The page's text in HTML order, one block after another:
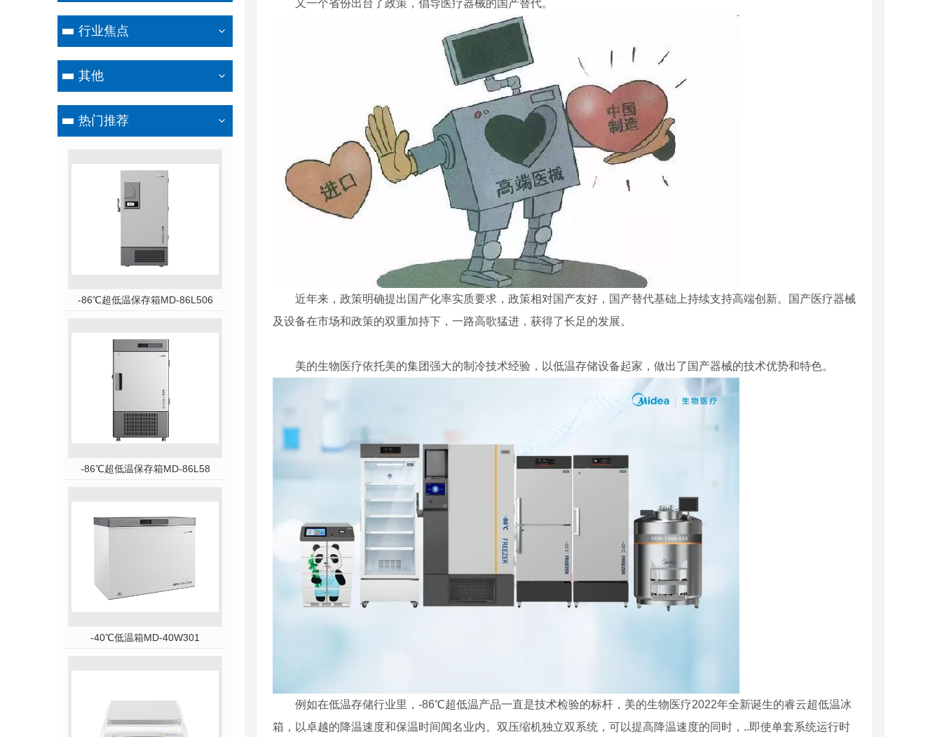
行业焦点
其他
热门推荐
-86℃超低温保存箱MD-86L506
-86℃超低温保存箱MD-86L58
-40℃低温箱MD-40W301
又一个省份出台了政策，倡导医疗器械的国产替代。
近年来，政策明确提出国产化率实质要求，政策相对国产友好，国产替代基础上持续支持高端创新。国产医疗器械
及设备在市场和政策的双重加持下，一路高歌猛进，获得了长足的发展。
美的生物医疗依托美的集团强大的制冷技术经验，以低温存储设备起家，做出了国产器械的技术优势和特色。
例如在低温存储行业里，-86℃超低温产品一直是技术检验的标杆，美的生物医疗2022年全新诞生的睿云超低温冰
箱，以卓越的降温速度和保温时间闻名业内。双压缩机独立双系统，可以提高降温速度的同时，..即使单套系统运行时